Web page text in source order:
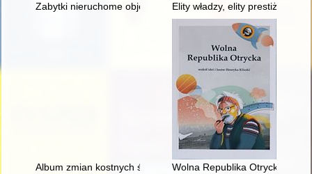
Zabytki nieruchome objęte ochroną konserwatorską poprzez
Elity władzy, elity prestiżu czy
Album zmian kostnych średniowiecznej populacji z Gruczna
Wolna Republika Otrycka :